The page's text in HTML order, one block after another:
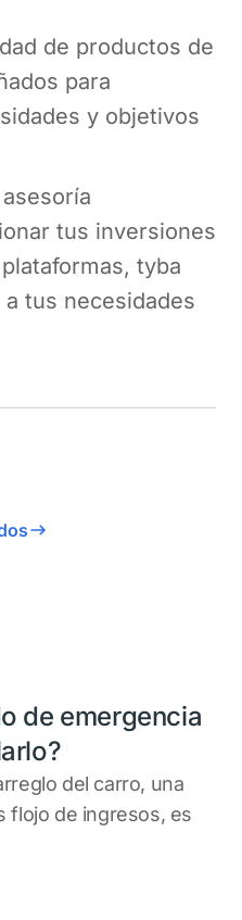
de productos de
para
y objetivos
tus inversiones
tyba
tus necesidades
de emergencia
del carro, una
flojo de ingresos, es